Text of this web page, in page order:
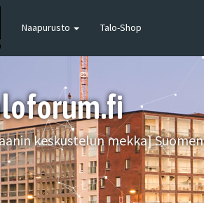
Naapurusto Talo-Shop
keskustelun mekka]